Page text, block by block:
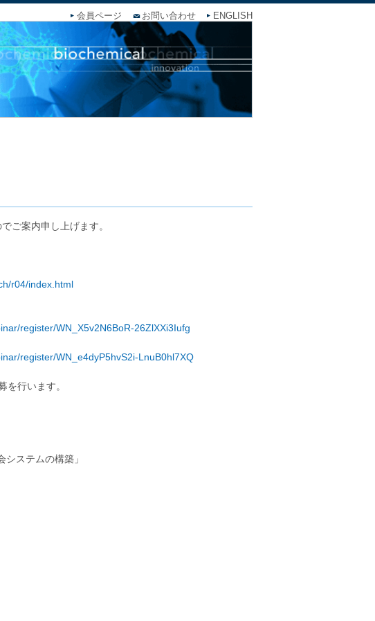
会員ページ お問い合わせ ENGLISH
ご案内申し上げます。
r04/index.html
register/WN_X5v2N6BoR-26ZlXXi3Iufg
register/WN_e4dyP5hvS2i-LnuB0hl7XQ
行います。
ステムの構築」